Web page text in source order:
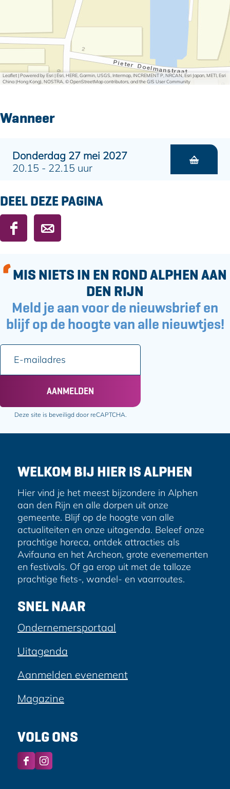
Leaflet|Powered by Esri | Esri, HERE, Garmin, USGS, Intermap, INCREMENT P, NRCAN, Esri Japan, METI, Esri
China (Hong Kong), NOSTRA, © OpenStreetMap contributors, and the GIS User Community
Wanneer
Donderdag 27 mei 2027
20.15 - 22.15 uur
DEEL DEZE PAGINA
D
e
l
d
z
e
p
a
g
o
p
F
e
o
o
D
e
l
d
z
e
p
a
g
a
o
p
e
a
i
l
MIS NIETS IN EN ROND ALPHEN AAN
DEN RIJN
Meld je aan voor de nieuwsbrief en
blijf op de hoogte van alle nieuwtjes!
E
m
l
d
AANMELDEN
Deze site is beveiligd door reCAPTCHA.
WELKOM BIJ HIER IS ALPHEN
Hier vind je het meest bijzondere in Alphen
aan den Rijn en alle dorpen uit onze
gemeente. Blijf op de hoogte van alle
actualiteiten en onze uitagenda. Beleef onze
prachtige horeca, ontdek attracties als
Avifauna en het Archeon, grote evenementen
en festivals. Of ga erop uit met de talloze
prachtige fiets-, wandel- en vaarroutes.
SNEL NAAR
Ondernemersportaal
Uitagenda
Aanmelden evenement
Magazine
VOLG ONS
F
I